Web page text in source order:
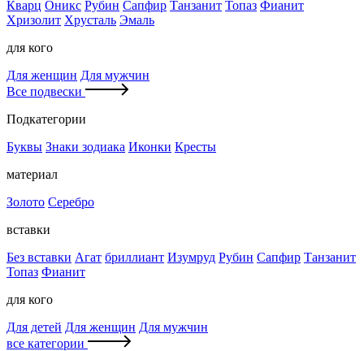
Кварц Оникс Рубин Сапфир Танзанит Топаз Фианит
Хризолит Хрусталь Эмаль
для кого
Для женщин Для мужчин
Все подвески
Подкатегории
Буквы Знаки зодиака Иконки Кресты
материал
Золото Серебро
вставки
Без вставки Агат бриллиант Изумруд Рубин Сапфир Танзанит
Топаз Фианит
для кого
Для детей Для женщин Для мужчин
все категории